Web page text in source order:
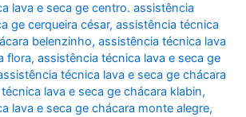
lava e seca ge centro. assistência
ge cerqueira césar,assistência técnica
belenzinho,assistência técnica lava
flora,assistência técnica lava e seca ge
técnica lava e seca ge chácara
lava e seca ge chácara klabin,
lava e seca ge chácara monte alegre,